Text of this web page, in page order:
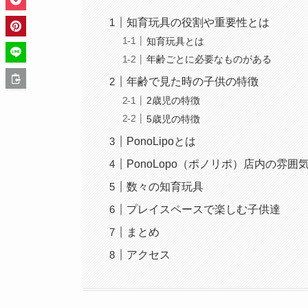
知育玩具の役割や重要性とは
知育玩具とは
年齢ごとに必要なものがある
年齢で見た時の子供の特徴
2歳児の特徴
5歳児の特徴
PonoLipoとは
PonoLopo（ポノリポ）店内の雰囲
数々の知育玩具
プレイスペースで楽しむ子供達
まとめ
アクセス